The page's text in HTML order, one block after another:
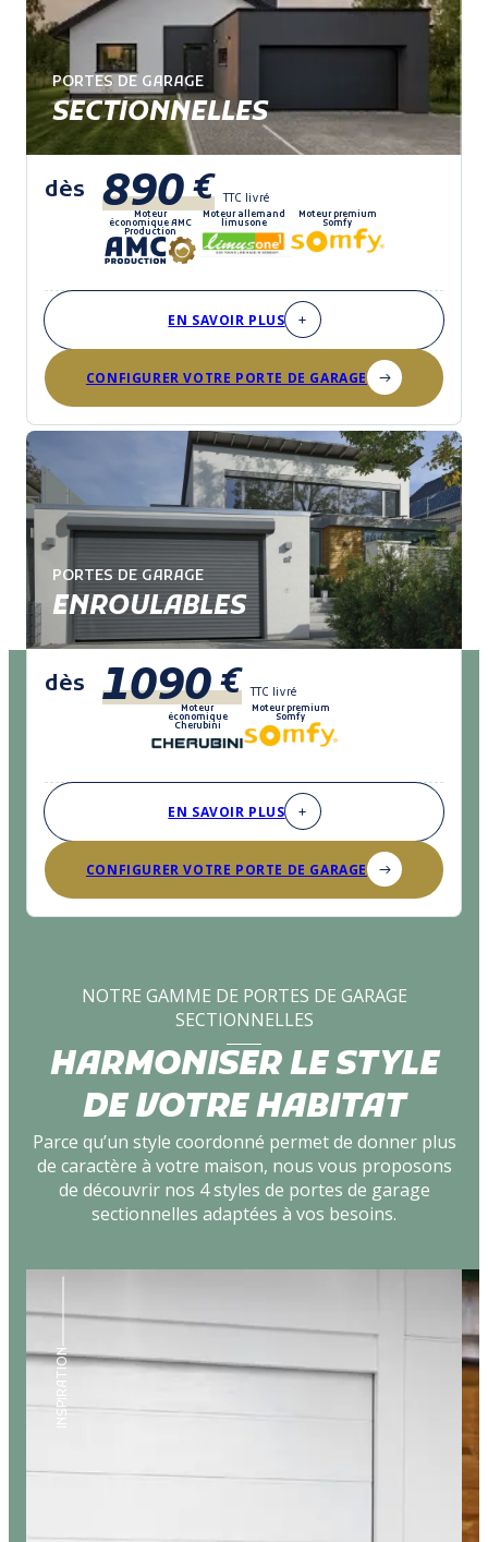
PORTES DE GARAGE
SECTIONNELLES
dès 890€ TTC livré
Moteur
économique AMC
Production
Moteur allemand
limusone
Moteur premium
Somfy
EN SAVOIR PLUS
CONFIGURER VOTRE PORTE DE GARAGE
PORTES DE GARAGE
ENROULABLES
dès 1090€ TTC livré
Moteur
économique
Cherubini
Moteur premium
Somfy
EN SAVOIR PLUS
CONFIGURER VOTRE PORTE DE GARAGE
NOTRE GAMME DE PORTES DE GARAGE
SECTIONNELLES
HARMONISER LE STYLE
DE VOTRE HABITAT
Parce qu’un style coordonné permet de donner plus
de caractère à votre maison, nous vous proposons
de découvrir nos 4 styles de portes de garage
sectionnelles adaptées à vos besoins.
INSPIRATION
Panneau d'aspect ligné